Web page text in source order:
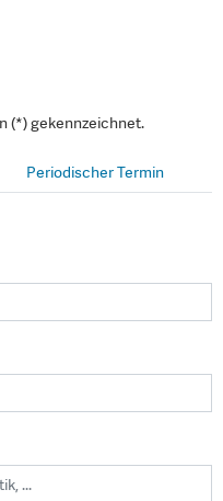
(*) gekennzeichnet.
Periodischer Termin